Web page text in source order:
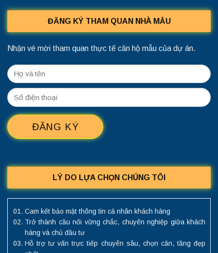
ĐĂNG KÝ THAM QUAN NHÀ MẪU
Nhận vé mời tham quan thực tế căn hộ mẫu của dự án.
LÝ DO LỰA CHỌN CHÚNG TÔI
Cam kết bảo mật thông tin cá nhân khách hàng
Trở thành cầu nối vững chắc, chuyên nghiệp giữa khách
hàng và chủ đầu tư
Hỗ trợ tư vấn trực tiếp chuyên sâu, chọn căn, tầng đẹp